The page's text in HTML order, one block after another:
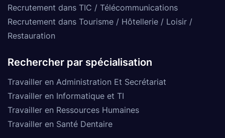
Recrutement dans TIC / Télécommunications
Recrutement dans Tourisme / Hôtellerie / Loisir /
Restauration
Rechercher par spécialisation
Travailler en Administration Et Secrétariat
Travailler en Informatique et TI
Travailler en Ressources Humaines
Travailler en Santé Dentaire